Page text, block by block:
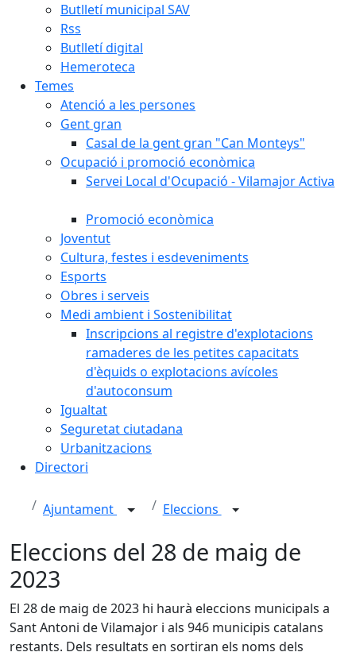
Butlletí municipal SAV
Rss
Butlletí digital
Hemeroteca
Temes
Atenció a les persones
Gent gran
Casal de la gent gran "Can Monteys"
Ocupació i promoció econòmica
Servei Local d'Ocupació - Vilamajor Activa
Promoció econòmica
Joventut
Cultura, festes i esdeveniments
Esports
Obres i serveis
Medi ambient i Sostenibilitat
Inscripcions al registre d'explotacions
ramaderes de les petites capacitats
d'èquids o explotacions avícoles
d'autoconsum
Igualtat
Seguretat ciutadana
Urbanitzacions
Directori
Ajuntament Eleccions
Eleccions del 28 de maig de
2023
El 28 de maig de 2023 hi haurà eleccions municipals a
Sant Antoni de Vilamajor i als 946 municipis catalans
restants. Dels resultats en sortiran els noms dels